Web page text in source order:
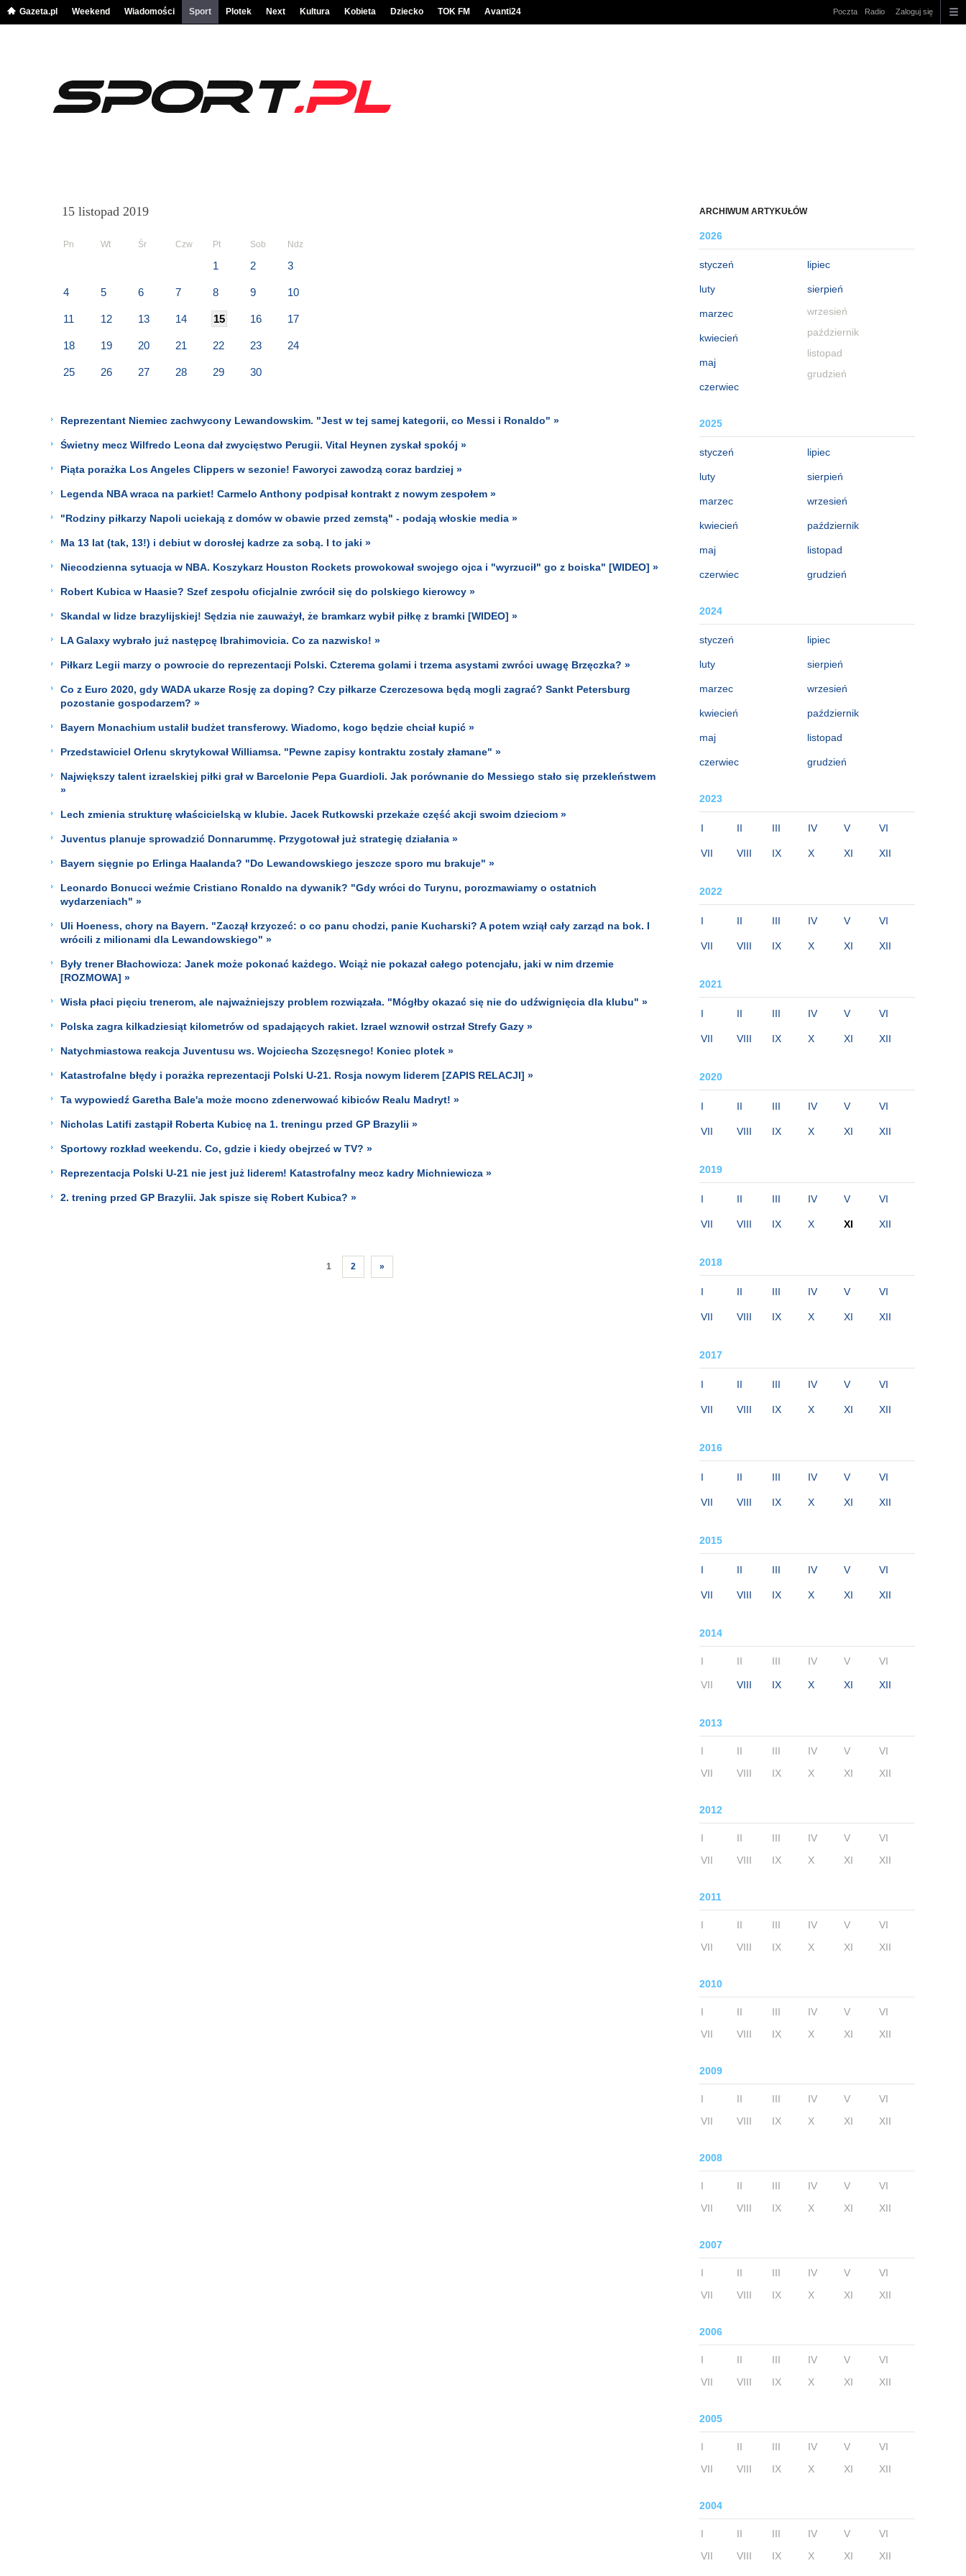
Gazeta.pl Weekend Wiadomości Sport Plotek Next Kultura Kobieta Dziecko TOK FM Avanti24 Poczta Radio Zaloguj się
ARCHIWUM ARTYKUŁÓW
2026
styczeń
luty
marzec
kwiecień
maj
czerwiec
lipiec
sierpień
wrzesień
październik
listopad
grudzień
2025
styczeń
luty
marzec
kwiecień
maj
czerwiec
lipiec
sierpień
wrzesień
październik
listopad
grudzień
2024
styczeń
luty
marzec
kwiecień
maj
czerwiec
lipiec
sierpień
wrzesień
październik
listopad
grudzień
2023
I II III IV V VI
VII VIII IX X XI XII
2022
I II III IV V VI
VII VIII IX X XI XII
2021
I II III IV V VI
VII VIII IX X XI XII
2020
I II III IV V VI
VII VIII IX X XI XII
2019
I II III IV V VI
VII VIII IX X XI XII
2018
I II III IV V VI
VII VIII IX X XI XII
2017
I II III IV V VI
VII VIII IX X XI XII
2016
I II III IV V VI
VII VIII IX X XI XII
2015
I II III IV V VI
VII VIII IX X XI XII
2014
I II III IV V VI
VII VIII IX X XI XII
2013
I II III IV V
VI
VII
VIII IX X XI XII
2012
I II III IV V
VI
VII
VIII IX X XI XII
2011
I II III IV V
VI
VII
VIII IX X XI XII
2010
I II III IV V
VI
VII
VIII IX X XI XII
2009
I II III IV V
VI
VII
VIII IX X XI XII
2008
I II III IV V
VI
VII
VIII IX X XI XII
2007
I II III IV V
VI
VII
VIII IX X XI XII
2006
I II III IV V
VI
VII
VIII IX X XI XII
2005
I II III IV V
VI
VII
VIII IX X XI XII
2004
I II III IV V
VI
VII
VIII IX X XI XII
15 listopad 2019
Pn Wt Śr Czw Pt Sob Ndz
1 2 3
4 5 6 7 8 9 10
11 12 13 14 15 16 17
18 19 20 21 22 23 24
25 26 27 28 29 30
Reprezentant Niemiec zachwycony Lewandowskim. "Jest w tej samej kategorii, co Messi i Ronaldo" »
Świetny mecz Wilfredo Leona dał zwycięstwo Perugii. Vital Heynen zyskał spokój »
Piąta porażka Los Angeles Clippers w sezonie! Faworyci zawodzą coraz bardziej »
Legenda NBA wraca na parkiet! Carmelo Anthony podpisał kontrakt z nowym zespołem »
"Rodziny piłkarzy Napoli uciekają z domów w obawie przed zemstą" - podają włoskie media »
Ma 13 lat (tak, 13!) i debiut w dorosłej kadrze za sobą. I to jaki »
Niecodzienna sytuacja w NBA. Koszykarz Houston Rockets prowokował swojego ojca i "wyrzucił" go z boiska" [WIDEO] »
Robert Kubica w Haasie? Szef zespołu oficjalnie zwrócił się do polskiego kierowcy »
Skandal w lidze brazylijskiej! Sędzia nie zauważył, że bramkarz wybił piłkę z bramki [WIDEO] »
LA Galaxy wybrało już następcę Ibrahimovicia. Co za nazwisko! »
Piłkarz Legii marzy o powrocie do reprezentacji Polski. Czterema golami i trzema asystami zwróci uwagę Brzęczka? »
Co z Euro 2020, gdy WADA ukarze Rosję za doping? Czy piłkarze Czerczesowa będą mogli zagrać? Sankt Petersburg
pozostanie gospodarzem? »
Bayern Monachium ustalił budżet transferowy. Wiadomo, kogo będzie chciał kupić »
Przedstawiciel Orlenu skrytykował Williamsa. "Pewne zapisy kontraktu zostały złamane" »
Największy talent izraelskiej piłki grał w Barcelonie Pepa Guardioli. Jak porównanie do Messiego stało się przekleństwem
»
Lech zmienia strukturę właścicielską w klubie. Jacek Rutkowski przekaże część akcji swoim dzieciom »
Juventus planuje sprowadzić Donnarummę. Przygotował już strategię działania »
Bayern sięgnie po Erlinga Haalanda? "Do Lewandowskiego jeszcze sporo mu brakuje" »
Leonardo Bonucci weźmie Cristiano Ronaldo na dywanik? "Gdy wróci do Turynu, porozmawiamy o ostatnich
wydarzeniach" »
Uli Hoeness, chory na Bayern. "Zaczął krzyczeć: o co panu chodzi, panie Kucharski? A potem wziął cały zarząd na bok. I
wrócili z milionami dla Lewandowskiego" »
Były trener Błachowicza: Janek może pokonać każdego. Wciąż nie pokazał całego potencjału, jaki w nim drzemie
[ROZMOWA] »
Wisła płaci pięciu trenerom, ale najważniejszy problem rozwiązała. "Mógłby okazać się nie do udźwignięcia dla klubu" »
Polska zagra kilkadziesiąt kilometrów od spadających rakiet. Izrael wznowił ostrzał Strefy Gazy »
Natychmiastowa reakcja Juventusu ws. Wojciecha Szczęsnego! Koniec plotek »
Katastrofalne błędy i porażka reprezentacji Polski U-21. Rosja nowym liderem [ZAPIS RELACJI] »
Ta wypowiedź Garetha Bale'a może mocno zdenerwować kibiców Realu Madryt! »
Nicholas Latifi zastąpił Roberta Kubicę na 1. treningu przed GP Brazylii »
Sportowy rozkład weekendu. Co, gdzie i kiedy obejrzeć w TV? »
Reprezentacja Polski U-21 nie jest już liderem! Katastrofalny mecz kadry Michniewicza »
2. trening przed GP Brazylii. Jak spisze się Robert Kubica? »
1 2 »